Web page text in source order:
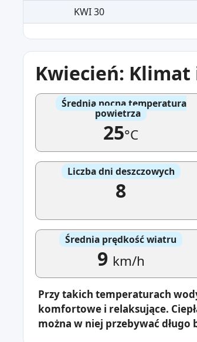
KWI 30
Kwiecień: Klimat
Średnia nocna temperatura
powietrza
25°C
Liczba dni deszczowych
8
Średnia prędkość wiatru
9 km/h
Przy takich temperaturach
komfortowe i relaksujące.
można w niej przebywać długo